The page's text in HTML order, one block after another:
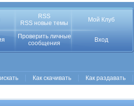
RSS
RSS новые темы
Мой Клуб
Проверить личные
сообщения
Вход
Как скачивать Как раздавать